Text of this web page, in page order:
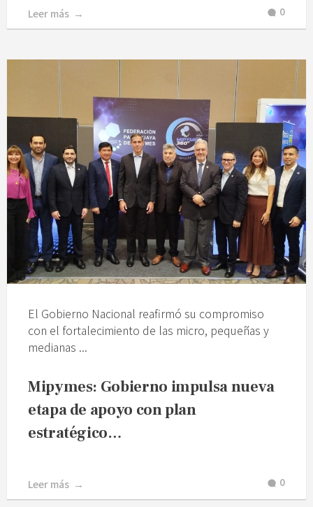
Leer más 0
Mipymes: Gobierno impulsa nueva
etapa de apoyo con plan
estratégico…
El Gobierno Nacional reafirmó su compromiso
con el fortalecimiento de las micro, pequeñas y
medianas ...
Leer más 0